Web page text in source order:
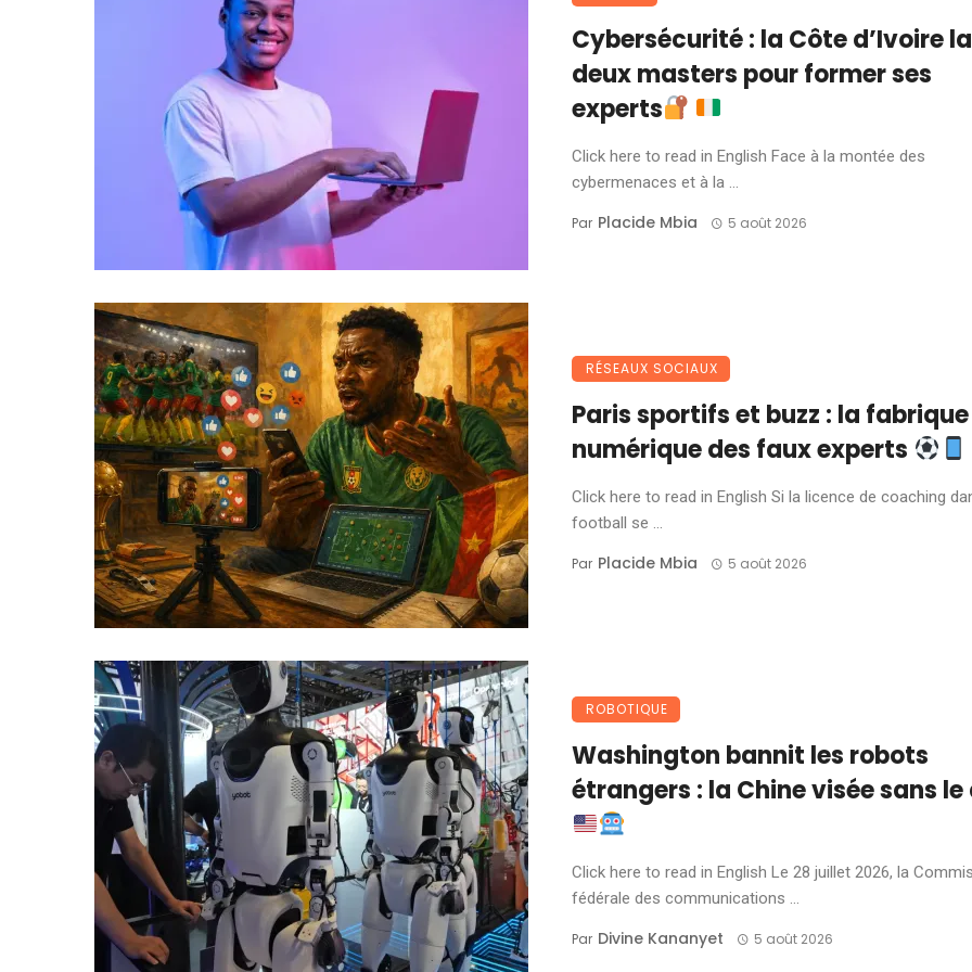
Cybersécurité : la Côte d’Ivoire
deux masters pour former ses
experts
Click here to read in English Face à la montée des
cybermenaces et à la ...
Par Placide Mbia 5 août 2026
RÉSEAUX SOCIAUX
Paris sportifs et buzz : la fabrique
numérique des faux experts
Click here to read in English Si la licence de coaching
football se ...
Par Placide Mbia 5 août 2026
ROBOTIQUE
Washington bannit les robots
étrangers : la Chine visée sans le
Click here to read in English Le 28 juillet 2026, la
fédérale des communications ...
Par Divine Kananyet 5 août 2026